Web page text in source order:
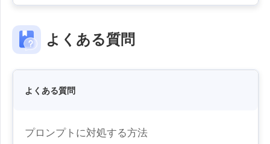
Indonesia
English
Қазақстан
Узбекистан Кыргызстан
Europe
English Español
よくある質問
よくある質問
プロンプトに対処する方法